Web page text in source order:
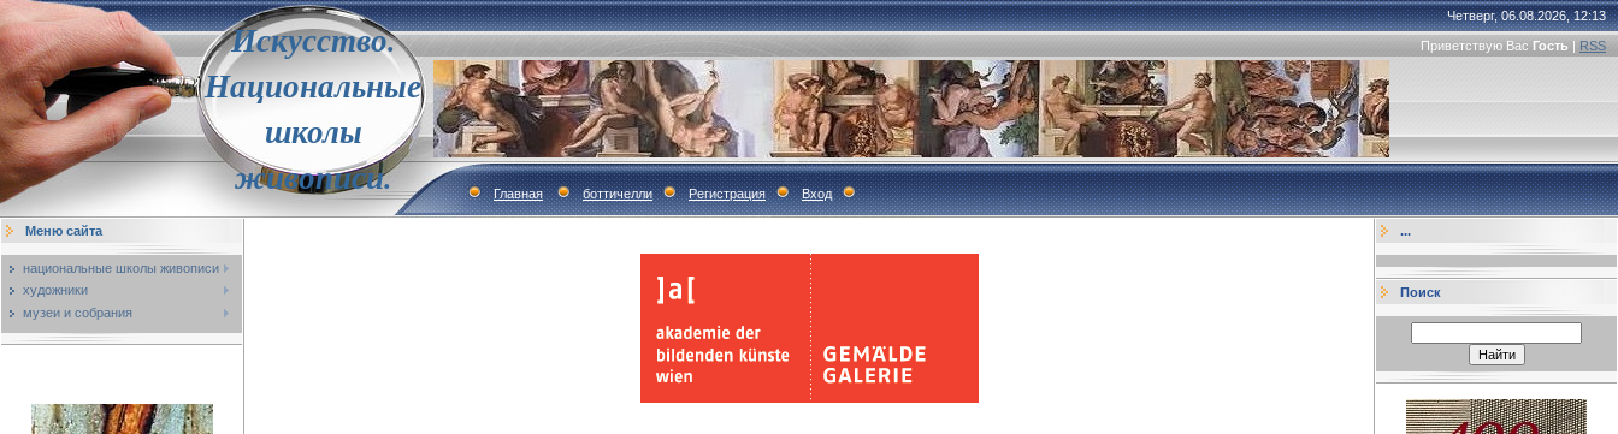
Искусство.
Национальные
школы
живописи.
Четверг, 06.08.2026, 12:13
Приветствую Вас Гость | RSS
Главная боттичелли Регистрация Вход
Меню сайта
национальные школы живописи
художники
музеи и собрания
...
Поиск